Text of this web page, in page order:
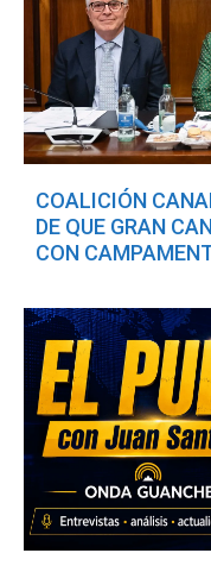
COALICIÓN
DE QUE GRAN
CON